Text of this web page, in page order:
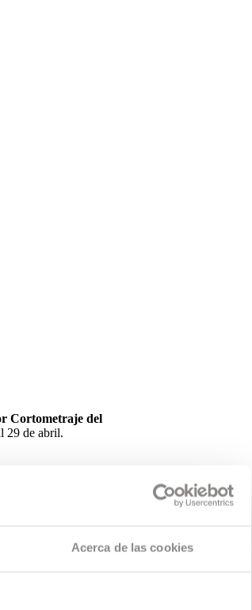
Acerca de las cookies
Cortometraje del
29 de abril.
que no le permiten
de su casa y comienza a
selección de 10
por Escac Films y